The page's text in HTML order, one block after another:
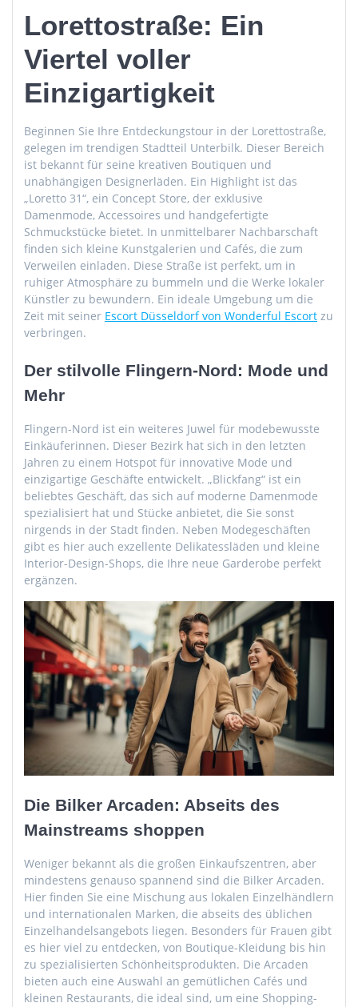
Lorettostraße: Ein
Viertel voller
Einzigartigkeit
Beginnen Sie Ihre Entdeckungstour in der Lorettostraße,
gelegen im trendigen Stadtteil Unterbilk. Dieser Bereich
ist bekannt für seine kreativen Boutiquen und
unabhängigen Designerläden. Ein Highlight ist das
„Loretto 31“, ein Concept Store, der exklusive
Damenmode, Accessoires und handgefertigte
Schmuckstücke bietet. In unmittelbarer Nachbarschaft
finden sich kleine Kunstgalerien und Cafés, die zum
Verweilen einladen. Diese Straße ist perfekt, um in
ruhiger Atmosphäre zu bummeln und die Werke lokaler
Künstler zu bewundern. Ein ideale Umgebung um die
Zeit mit seiner Escort Düsseldorf von Wonderful Escort zu
verbringen.
Der stilvolle Flingern-Nord: Mode und
Mehr
Flingern-Nord ist ein weiteres Juwel für modebewusste
Einkäuferinnen. Dieser Bezirk hat sich in den letzten
Jahren zu einem Hotspot für innovative Mode und
einzigartige Geschäfte entwickelt. „Blickfang“ ist ein
beliebtes Geschäft, das sich auf moderne Damenmode
spezialisiert hat und Stücke anbietet, die Sie sonst
nirgends in der Stadt finden. Neben Modegeschäften
gibt es hier auch exzellente Delikatessläden und kleine
Interior-Design-Shops, die Ihre neue Garderobe perfekt
ergänzen.
Die Bilker Arcaden: Abseits des
Mainstreams shoppen
Weniger bekannt als die großen Einkaufszentren, aber
mindestens genauso spannend sind die Bilker Arcaden.
Hier finden Sie eine Mischung aus lokalen Einzelhändlern
und internationalen Marken, die abseits des üblichen
Einzelhandelsangebots liegen. Besonders für Frauen gibt
es hier viel zu entdecken, von Boutique-Kleidung bis hin
zu spezialisierten Schönheitsprodukten. Die Arcaden
bieten auch eine Auswahl an gemütlichen Cafés und
kleinen Restaurants, die ideal sind, um eine Shopping-